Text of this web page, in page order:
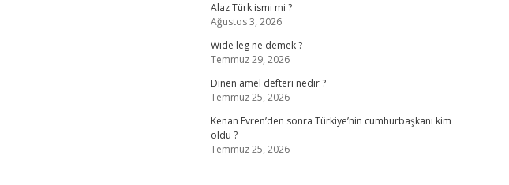
Alaz Türk ismi mi ?
Ağustos 3, 2026
Wıde leg ne demek ?
Temmuz 29, 2026
Dinen amel defteri nedir ?
Temmuz 25, 2026
Kenan Evren’den sonra Türkiye’nin cumhurbaşkanı kim
oldu ?
Temmuz 25, 2026